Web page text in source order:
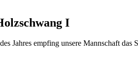
I
Jahres empfing unsere Mannschaft